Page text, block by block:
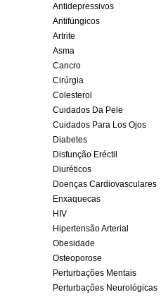
Antidepressivos
Antifúngicos
Artrite
Asma
Cancro
Cirúrgia
Colesterol
Cuidados Da Pele
Cuidados Para Los Ojos
Diabetes
Disfunção Eréctil
Diuréticos
Doenças Cardiovasculares
Enxaquecas
HIV
Hipertensão Arterial
Obesidade
Osteoporose
Perturbações Mentais
Perturbações Neurológicas